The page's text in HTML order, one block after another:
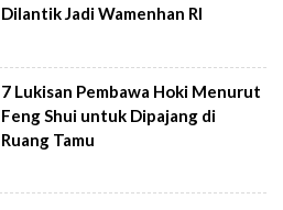
Dilantik Jadi Wamenhan RI
7 Lukisan Pembawa Hoki Menurut
Feng Shui untuk Dipajang di
Ruang Tamu